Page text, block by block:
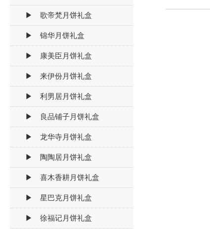
▶ 歌帝梵月饼礼盒
▶ 锦华月饼礼盒
▶ 康美臣月饼礼盒
▶ 来伊份月饼礼盒
▶ 利男居月饼礼盒
▶ 良品铺子月饼礼盒
▶ 龙华寺月饼礼盒
▶ 陶陶居月饼礼盒
▶ 喜木香耕月饼礼盒
▶ 星巴克月饼礼盒
▶ 徐福记月饼礼盒